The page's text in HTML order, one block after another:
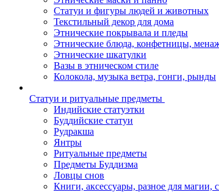
Статуи и фигуры людей и животных
Текстильный декор для дома
Этнические покрывала и пледы
Этнические блюда, конфетницы,
Этнические шкатулки
Вазы в этническом стиле
Колокола, музыка ветра, гонги, рынды
Статуи и ритуальные предметы
Индийские статуэтки
Буддийские статуи
Рудракша
Янтры
Ритуальные предметы
Предметы Буддизма
Ловцы снов
Книги, аксессуары, разное для магии,